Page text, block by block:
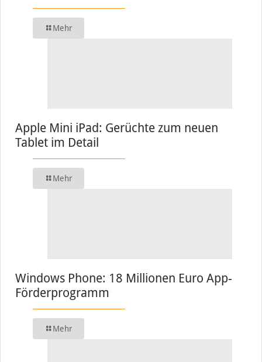
Mehr
Apple Mini iPad: Gerüchte zum neuen
Tablet im Detail
Mehr
Windows Phone: 18 Millionen Euro App-
Förderprogramm
Mehr